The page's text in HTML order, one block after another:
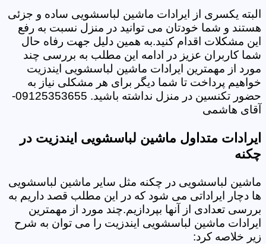
البته یکسری از ایرادات ماشین لباسشویی ساده و جزئی
هستند و شما خودتان می توانید در منزل نسبت به رفع
این مشکلات اقدام کنید.به همین دلیل جهت رفاه حال
شما کاربران عزیز در ادامه این مطلب به بررسی چند
مورد از مهمترین ایرادات ماشین لباسشویی ایندزیت
خواهیم پرداخت تا شما دیگر برای هر مشکلی نیاز به
حضور تکنسین در منزل نداشته باشید. 09125353655-
آقای هاشمی
ایرادات متداول ماشین لباسشویی ایندزیت در
چکنه
ماشین لباسشویی در چکنه مثل سایر ماشین لباسشویی
ها دچار ایراداتی می شود که در این مطلب قصد داریم به
بررسی تعدادی از آنها بپردازیم.چند مورد از مهمترین
ایرادات ماشین لباسشویی ایندزیت را می توان به شرح
زیر خلاصه کرد: